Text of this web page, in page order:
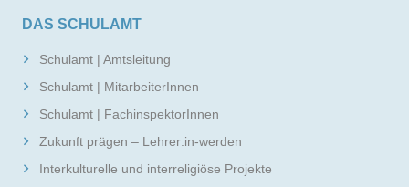
DAS SCHULAMT
Schulamt | Amtsleitung
Schulamt | MitarbeiterInnen
Schulamt | FachinspektorInnen
Zukunft prägen – Lehrer:in-werden
Interkulturelle und interreligiöse Projekte